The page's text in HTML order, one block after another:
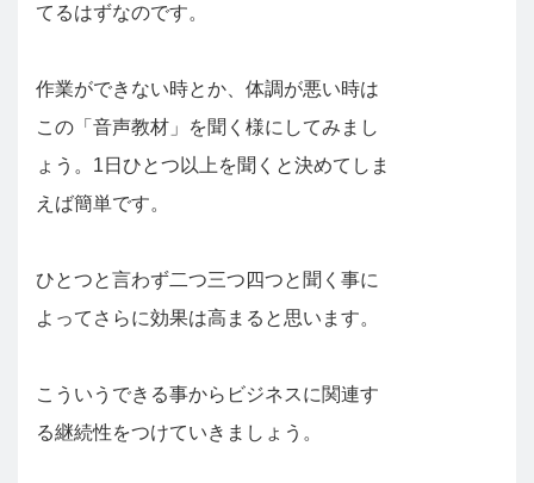
てるはずなのです。
作業ができない時とか、体調が悪い時は
この「音声教材」を聞く様にしてみまし
ょう。1日ひとつ以上を聞くと決めてしま
えば簡単です。
ひとつと言わず二つ三つ四つと聞く事に
よってさらに効果は高まると思います。
こういうできる事からビジネスに関連す
る継続性をつけていきましょう。